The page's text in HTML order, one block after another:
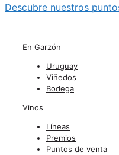
Descubre nuestros
En Garzón
Uruguay
Viñedos
Bodega
Vinos
Líneas
Premios
Puntos de venta